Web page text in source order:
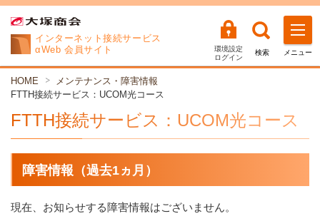
インターネット接続サービス
αWeb 会員サイト
環境設定
ログイン
検索 メニュー
HOME
メンテナンス・障害情報
FTTH接続サービス：UCOM光コース
FTTH接続サービス：UCOM光コース
障害情報（過去1ヵ月）
現在、お知らせする障害情報はございません。